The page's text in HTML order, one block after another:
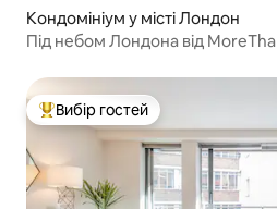
Кондомініум у місті Лондон
Під небом Лондона від
Топ вибір гостей
Вибір гостей